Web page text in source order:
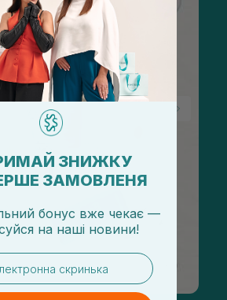
ЗНИЖКУ
ЗАМОВЛЕНЯ
бонус вже чекає —
на наші новини!